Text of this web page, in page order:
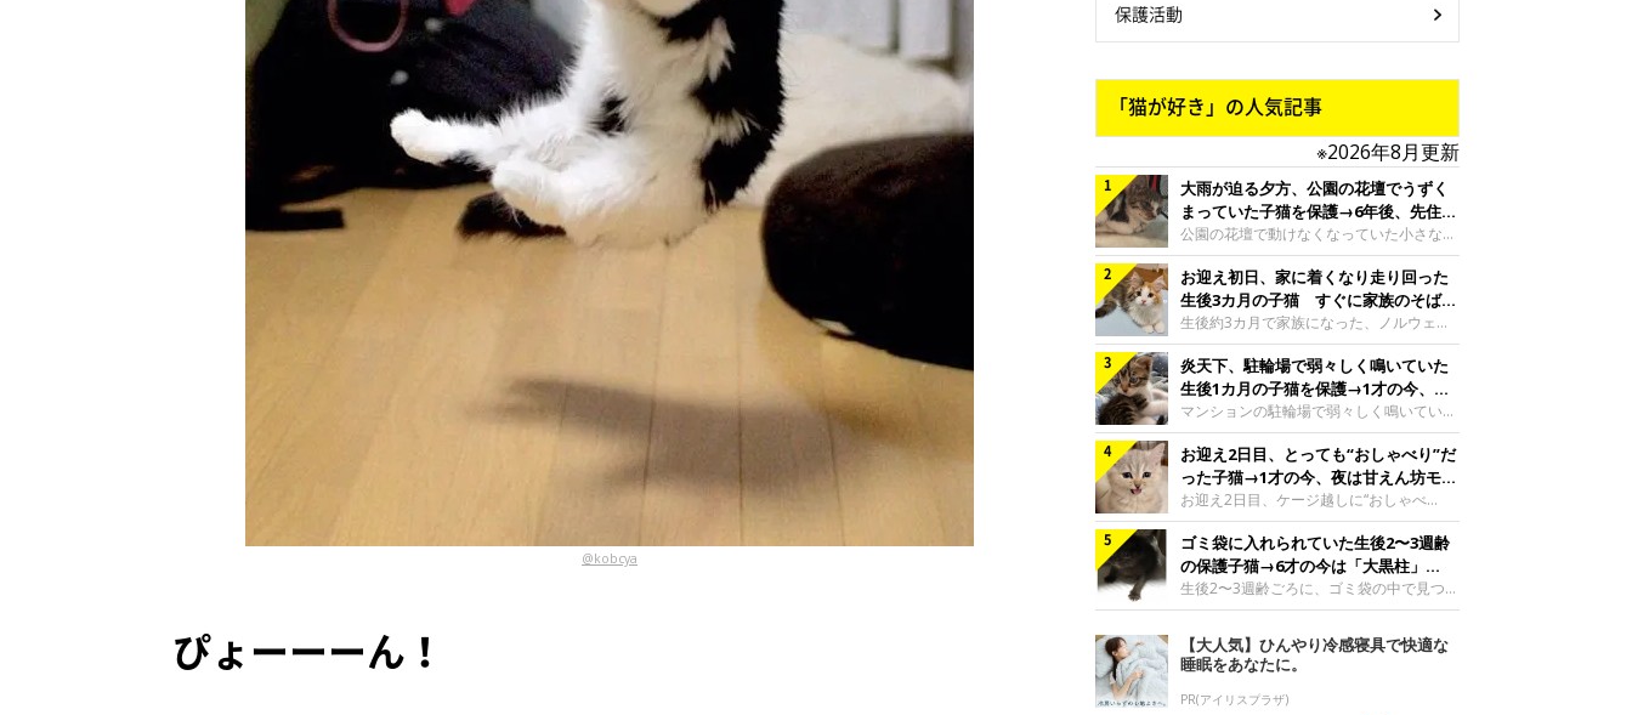
@kobcya
ぴょーーーん！
保護活動
「猫が好き」の人気記事
※2026年8月更新
大雨が迫る夕方、公園の花壇でうずく
まっていた子猫を保護→6年後、先住猫
と“姉妹”のような関係に
公園の花壇で動けなくなっていた小さな子
猫。家族に迎えられてから6年、先住猫と
の間には深い絆が育まれていました。保護
当時のティダちゃん。
@muumuu62197189紹介するのは、
X（旧Twitter）ユーザー
@muumuu62197189さんの愛猫・ティダ
ちゃん（取材時6才）の成長記録です。こ
ちらは、生後3カ月ごろのティダちゃん。
飼い主さんが出会ったのは、夜から大雨に
なると予報されていた日の夕方でした。花
壇で動けずにいた子猫保護したばかりのテ
ィダちゃん。@muumuu62197189飼い主
さんは、公園の
お迎え初日、家に着くなり走り回った
生後3カ月の子猫 すぐに家族のそばで
落ち着く姿に「迎えてよかった」
生後約3カ月で家族になった、ノルウェー
ジャンフォレストキャットの子猫。お迎え
翌日には、すでに家でくつろぐ様子を見せ
ていました。お迎え翌日、ベッドでうとう
とするむうちゃんお迎え翌日のむうちゃ
ん。@umimugi0304紹介するのは、
Instagramユーザー@umimugi0304さんの
愛猫・むうちゃん（撮影時、生後約3カ月
／ノルウェージャンフォレストキャッ
ト）。こちらは、お迎え翌日に撮影された
一枚。ゴハンをお腹いっぱい食べたむうち
ゃんは眠くなり、飼い主さん夫婦のベッド
でうとうとし始めたのだとか。飼い主さ
炎天下、駐輪場で弱々しく鳴いていた
生後1カ月の子猫を保護→1才の今、筋
肉質でツンデレなコに成長
マンションの駐輪場で弱々しく鳴いてい
た、生後1カ月ほどの子猫。家族に迎えら
れてから1年、体も行動も大きく成長しま
した。炎天下の駐輪場で鳴いていた小さな
子猫保護当時のモモちゃん。@Kingponzu
紹介するのは、X（旧Twitter）ユーザー
@Kingponzuさんの愛猫・モモちゃん（取
材時1才）の成長記録です。こちらは、モ
モちゃんが生後1カ月ごろに撮影された一
枚。飼い主さんの自宅マンションの駐輪場
です。子猫時代のモモちゃん。
@Kingponzuその日は気温が35℃を
お迎え2日目、とっても“おしゃべり”だ
った子猫→1才の今、夜は甘えん坊モー
ドになるコに成長！
お迎え2日目、ケージ越しに“おしゃべ
り”する姿を見せていた子猫。1才になった
今も見せる愛らしい姿にキュンとします。
お迎え2日目、ケージ越しに何かを伝える
ももちゃん“おしゃべり”なももちゃん。
@poocoonyan紹介するのは、Instagram
ユーザー@poocoonyanさんの愛猫・もも
ちゃん（取材時1才／マンチカン）です。
こちらの動画は、ももちゃんが生後2カ月
を過ぎたころ、お迎え2日目に撮影された
ゴミ袋に入れられていた生後2〜3週齢
の保護子猫→6才の今は「大黒柱」
に！ 美しい黒猫に成長した姿にグッ
とくる
生後2〜3週齢ごろに、ゴミ袋の中で見つか
った小さな命。ミルクから育てられたその
子猫は今、家族に欠かせない存在へと成長
しました。ゴミ袋の中で見つかった、ミニ
モグラのような子猫よちよち歩きをしてい
たころの、生後2〜3週齢ごろのドンちゃ
【大人気】ひんやり冷感寝具で快適な
睡眠をあなたに。
PR(アイリスプラザ)